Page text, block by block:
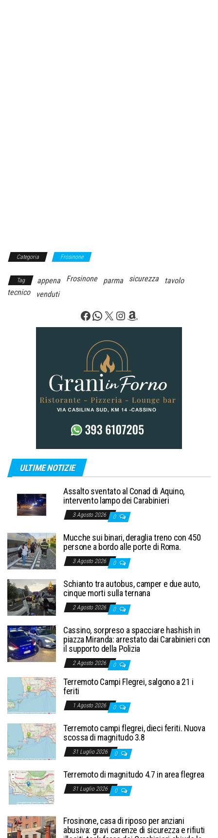
Categoria Frosinone
Tag appena Frosinone parma sicurezza
tavolo
tecnico
venduti
Facebook
WhatsApp
X Instagram
Amazon
ULTIME NOTIZIE
Assalto sventato al Conad di Aquino,
intervento lampo dei Carabinieri
3 Agosto 2026 0
Mucche sui binari, deraglia treno con 450
persone a bordo alle porte di Roma.
3 Agosto 2026 0
Schianto tra autobus, camper e due auto,
cinque morti sulla ternana
2 Agosto 2026 0
Cassino, sorpreso a spacciare hashish in
piazza Miranda: arrestato dai Carabinieri con
il supporto della Polizia
2 Agosto 2026 0
Terremoto Campi Flegrei, salgono a 21 i
feriti
1 Agosto 2026 0
Terremoto campi flegrei, dieci feriti. Nuova
scossa di magnitudo 3.8
31 Luglio 2026 0
Terremoto di magnitudo 4.7 in area flegrea
31 Luglio 2026 0
Frosinone, casa di riposo per anziani
abusiva: gravi carenze di sicurezza e rifiuti